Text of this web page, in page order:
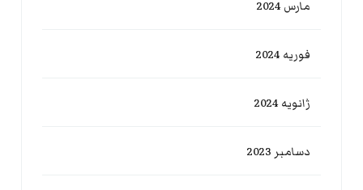
مارس 2024
فوریه 2024
ژانویه 2024
دسامبر 2023